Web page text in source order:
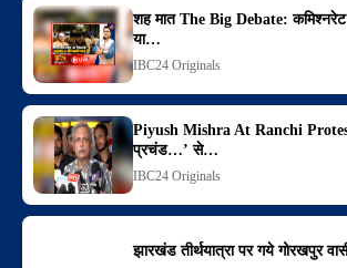
शह मात The Big Debate: कमिश्नरेट
या…
IBC24 Originals
Piyush Mishra At Ranchi
प्रचंड…’ से…
IBC24 Originals
झारखंड तीर्थयात्रा पर गये गोरखपुर